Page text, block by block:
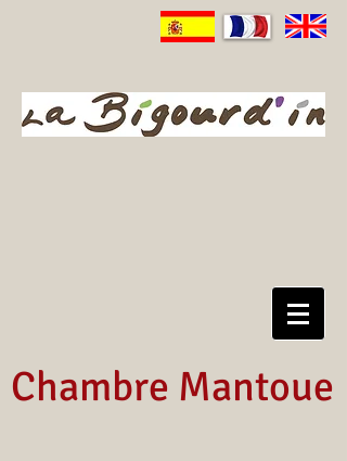
Chambre Mantoue